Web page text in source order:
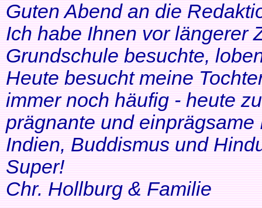
Guten Abend an die
Ich habe Ihnen vor längerer
Grundschule besuchte,
Heute besucht meine
immer noch häufig - heute
prägnante und
Indien, Buddismus und
Super!
Chr. Hollburg & Familie